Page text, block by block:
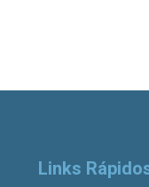
Links